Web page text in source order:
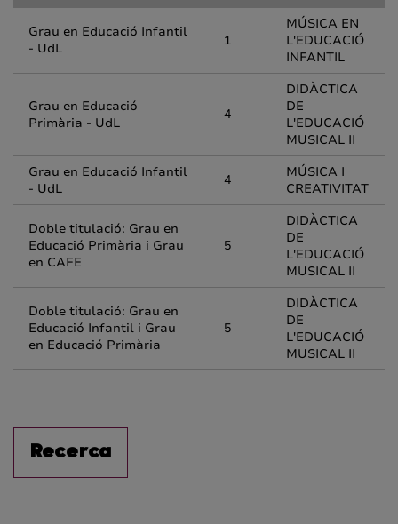
Grau en Educació Infantil
- UdL
1
MÚSICA EN
L'EDUCACIÓ
INFANTIL
Grau en Educació
Primària - UdL
4
DIDÀCTICA
DE
L'EDUCACIÓ
MUSICAL II
Grau en Educació Infantil
- UdL
4
MÚSICA I
CREATIVITAT
Doble titulació: Grau en
Educació Primària i Grau
en CAFE
5
DIDÀCTICA
DE
L'EDUCACIÓ
MUSICAL II
Doble titulació: Grau en
Educació Infantil i Grau
en Educació Primària
5
DIDÀCTICA
DE
L'EDUCACIÓ
MUSICAL II
Recerca